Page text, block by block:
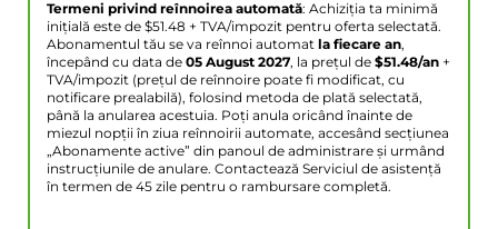
Termeni privind reînnoirea automată: Achiziția ta minimă
inițială este de $51.48 + TVA/impozit pentru oferta selectată.
Abonamentul tău se va reînnoi automat la fiecare an,
începând cu data de 05 August 2027, la prețul de $51.48/an +
TVA/impozit (prețul de reînnoire poate fi modificat, cu
notificare prealabilă), folosind metoda de plată selectată,
până la anularea acestuia. Poți anula oricând înainte de
miezul nopții în ziua reînnoirii automate, accesând secțiunea
„Abonamente active” din panoul de administrare și urmând
instrucțiunile de anulare. Contactează Serviciul de asistență
în termen de 45 zile pentru o rambursare completă.